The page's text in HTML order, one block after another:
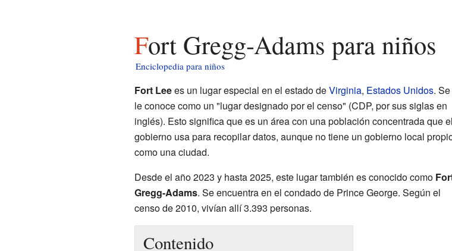
Fort Gregg-Adams para niños
Enciclopedia para niños
Fort Leees un lugar especial en el estado deVirginia, Estados Unidos. Se
le conoce como un "lugar designado por el censo" (CDP, por sus siglas en
inglés). Esto significa que es un área con una población concentrada que el
gobierno usa para recopilar datos, aunque no tiene un gobierno local
como una ciudad.
Desde el año 2023 y hasta 2025, este lugar también es conocido como
Gregg-Adams. Se encuentra en el condado de Prince George. Según el
censo de 2010, vivían allí 3.393 personas.
Contenido